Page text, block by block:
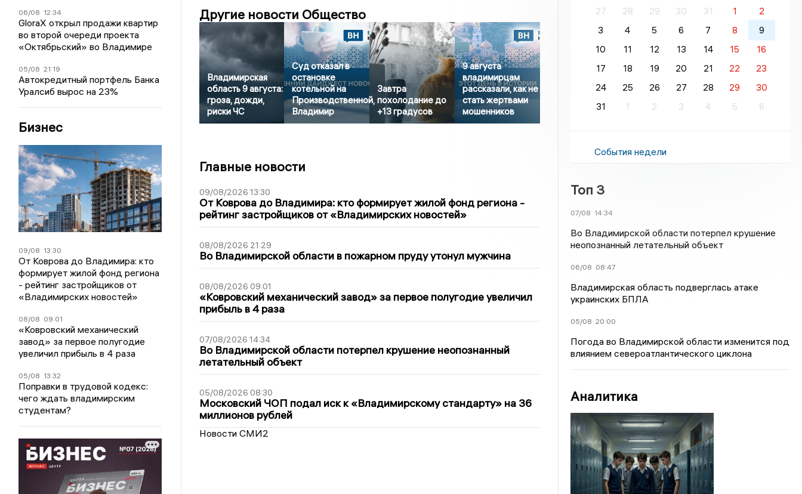
06/08 12:34
GloraX открыл продажи квартир
во второй очереди проекта
«Октябрьский» во Владимире
05/08 21:19
Автокредитный портфель Банка
Уралсиб вырос на 23%
Бизнес
09/08 13:30
От Коврова до Владимира: кто
формирует жилой фонд региона
- рейтинг застройщиков от
«Владимирских новостей»
08/08 09:01
«Ковровский механический
завод» за первое полугодие
увеличил прибыль в 4 раза
05/08 13:32
Поправки в трудовой кодекс:
чего ждать владимирским
студентам?
Другие новости Общество
Владимирская
область 9 августа:
гроза, дожди,
риски ЧС
Суд отказал в
остановке
котельной на
Производственной,
Владимир
Завтра
похолодание до
+13 градусов
9 августа
владимирцам
рассказали, как не
стать жертвами
мошенников
Главные новости
09/08/2026 13:30
От Коврова до Владимира: кто формирует жилой фонд региона -
рейтинг застройщиков от «Владимирских новостей»
08/08/2026 21:29
Во Владимирской области в пожарном пруду утонул мужчина
08/08/2026 09:01
«Ковровский механический завод» за первое полугодие увеличил
прибыль в 4 раза
07/08/2026 14:34
Во Владимирской области потерпел крушение неопознанный
летательный объект
05/08/2026 08:30
Московский ЧОП подал иск к «Владимирскому стандарту» на 36
миллионов рублей
Новости СМИ2
27
28 29 30 31 1
2
3
4 5 6 7 8
9
10
11 12 13 14 15
16
17
18 19 20 21 22
23
24
25 26 27 28 29
30
31
1 2 3 4 5 6
События недели
Топ 3
07/08 14:34
Во Владимирской области потерпел крушение
неопознанный летательный объект
06/08 08:47
Владимирская область подверглась атаке
украинских БПЛА
05/08 20:00
Погода во Владимирской области изменится под
влиянием североатлантического циклона
Аналитика